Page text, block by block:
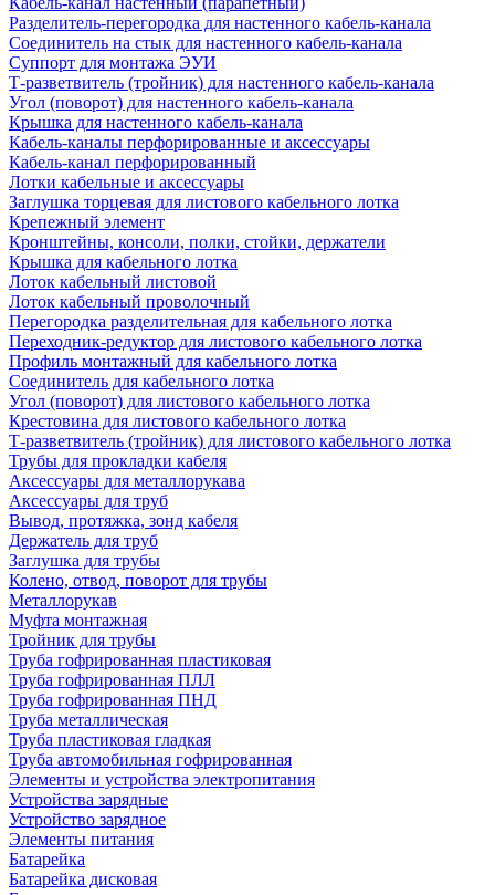
Разделитель-перегородка для настенного кабель-канала
Соединитель на стык для настенного кабель-канала
Суппорт для монтажа ЭУИ
Т-разветвитель (тройник) для настенного кабель-канала
Угол (поворот) для настенного кабель-канала
Крышка для настенного кабель-канала
Кабель-каналы перфорированные и аксессуары
Кабель-канал перфорированный
Лотки кабельные и аксессуары
Заглушка торцевая для листового кабельного лотка
Крепежный элемент
Кронштейны, консоли, полки, стойки, держатели
Крышка для кабельного лотка
Лоток кабельный листовой
Лоток кабельный проволочный
Перегородка разделительная для кабельного лотка
Переходник-редуктор для листового кабельного лотка
Профиль монтажный для кабельного лотка
Соединитель для кабельного лотка
Угол (поворот) для листового кабельного лотка
Крестовина для листового кабельного лотка
Т-разветвитель (тройник) для листового кабельного лотка
Трубы для прокладки кабеля
Аксессуары для металлорукава
Аксессуары для труб
Вывод, протяжка, зонд кабеля
Держатель для труб
Заглушка для трубы
Колено, отвод, поворот для трубы
Металлорукав
Муфта монтажная
Тройник для трубы
Труба гофрированная пластиковая
Труба гофрированная ПЛЛ
Труба гофрированная ПНД
Труба металлическая
Труба пластиковая гладкая
Труба автомобильная гофрированная
Элементы и устройства электропитания
Устройства зарядные
Устройство зарядное
Элементы питания
Батарейка
Батарейка дисковая